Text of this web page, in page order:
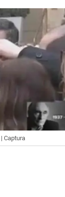
| Captura